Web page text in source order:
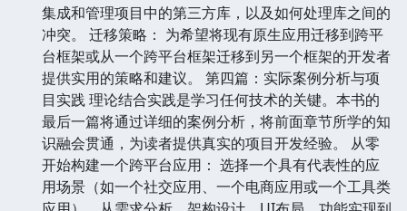
集成和管理项目中的第三方库，以及如何处理库之间的
冲突。 迁移策略： 为希望将现有原生应用迁移到跨平
台框架或从一个跨平台框架迁移到另一个框架的开发者
提供实用的策略和建议。 第四篇：实际案例分析与项
目实践 理论结合实践是学习任何技术的关键。本书的
最后一篇将通过详细的案例分析，将前面章节所学的知
识融会贯通，为读者提供真实的项目开发经验。 从零
开始构建一个跨平台应用： 选择一个具有代表性的应
用场景（如一个社交应用、一个电商应用或一个工具类